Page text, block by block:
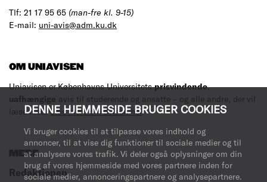
DENNE HJEMMESIDE BRUGER COOKIES
Vi bruger cookies til at tilpasse vores indhold og
annoncer, til at vise dig funktioner til sociale medier og til
at analysere vores trafik. Vi deler også oplysninger om din
brug af vores hjemmeside med vores partnere inden for
sociale medier, annonceringspartnere og analysepartnere.
Tlf: 21 17 95 65 (man-fre kl. 9-15)
E-mail: uni-avis@adm.ku.dk
OM UNIAVISEN
Uniavisen er Københavns Universitetsprisvindende,
uafhængige avis til studerende og ansatte – og alle andre, der vil
læse med.Læs mere om avisen her.
MERE
Redaktionen